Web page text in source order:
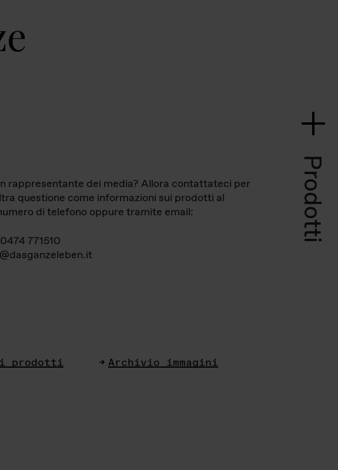
z
Prodotti
rappresentante dei media? Allora contattateci per
questione come informazioni sui prodotti al
di telefono oppure tramite email:
771510
prodotti Archivio immagini